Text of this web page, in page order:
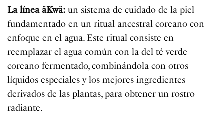
La línea äKwä: un sistema de cuidado de la piel
fundamentado en un ritual ancestral coreano con
enfoque en el agua. Este ritual consiste en
reemplazar el agua común con la del té verde
coreano fermentado, combinándola con otros
líquidos especiales y los mejores ingredientes
derivados de las plantas, para obtener un rostro
radiante.